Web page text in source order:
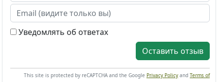
Уведомлять об ответах
Оставить отзыв
This site is protected by reCAPTCHA and the Google Privacy Policy and Terms of